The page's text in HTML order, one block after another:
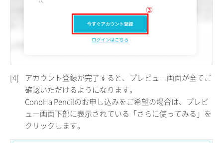
[4]
アカウント登録が完了すると、プレビュー画面が全てご
確認いただけるようになります。
ConoHa Pencilのお申し込みをご希望の場合は、プレビ
ュー画面下部に表示されている「さらに使ってみる」を
クリックします。